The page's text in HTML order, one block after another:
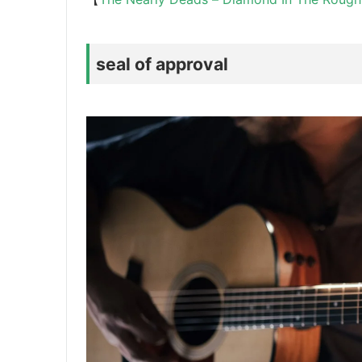
seal of approval